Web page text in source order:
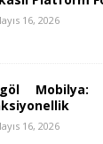
16, 2026
16, 2026